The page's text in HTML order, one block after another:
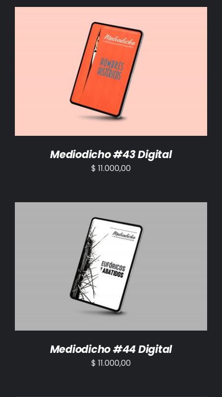
AÑADIR AL CARRITO /
Mediodicho #43 Digital
$ 11.000,00
AÑADIR AL CARRITO /
Mediodicho #44 Digital
$ 11.000,00